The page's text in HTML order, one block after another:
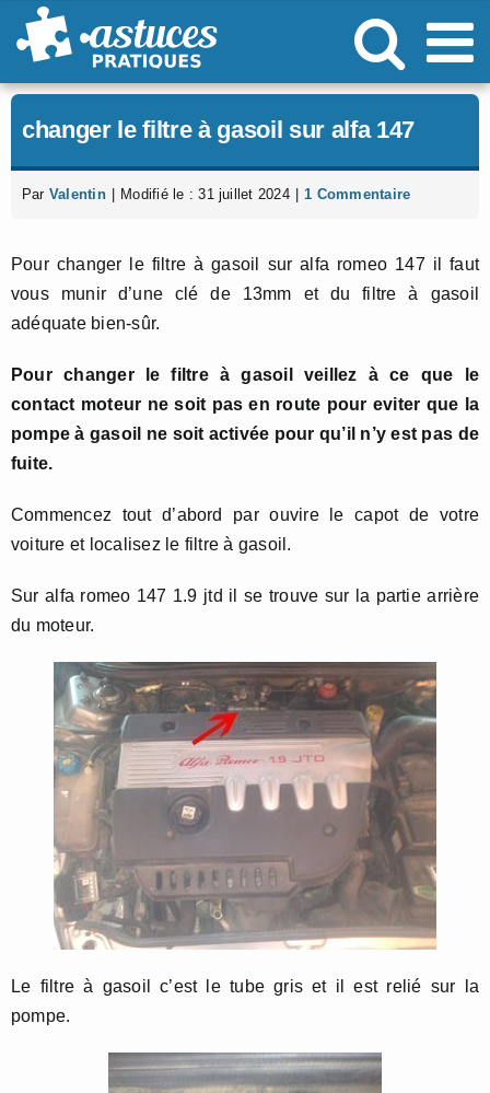
Passer
au
changer le filtre à gasoil sur alfa 147
Par Valentin Modifié le : 31 juillet 2024 1 Commentaire
Pour changer le filtre à gasoil sur alfa romeo 147 il faut
vous munir d’une clé de 13mm et du filtre à gasoil
adéquate bien-sûr.
Pour changer le filtre à gasoil veillez à ce que le
contact moteur ne soit pas en route pour eviter que la
pompe à gasoil ne soit activée pour qu’il n’y est pas de
fuite.
Commencez tout d’abord par ouvire le capot de votre
voiture et localisez le filtre à gasoil.
Sur alfa romeo 147 1.9 jtd il se trouve sur la partie arrière
du moteur.
Le filtre à gasoil c’est le tube gris et il est relié sur la
pompe.